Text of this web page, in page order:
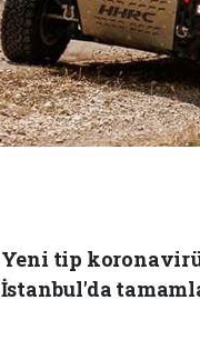
Yeni tip
İstanbul'da